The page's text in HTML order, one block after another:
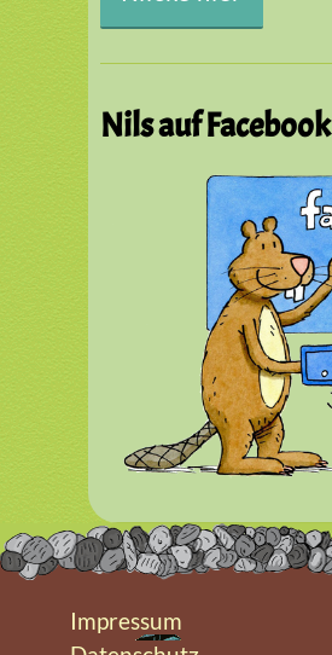
Nils auf Facebook
Impressum